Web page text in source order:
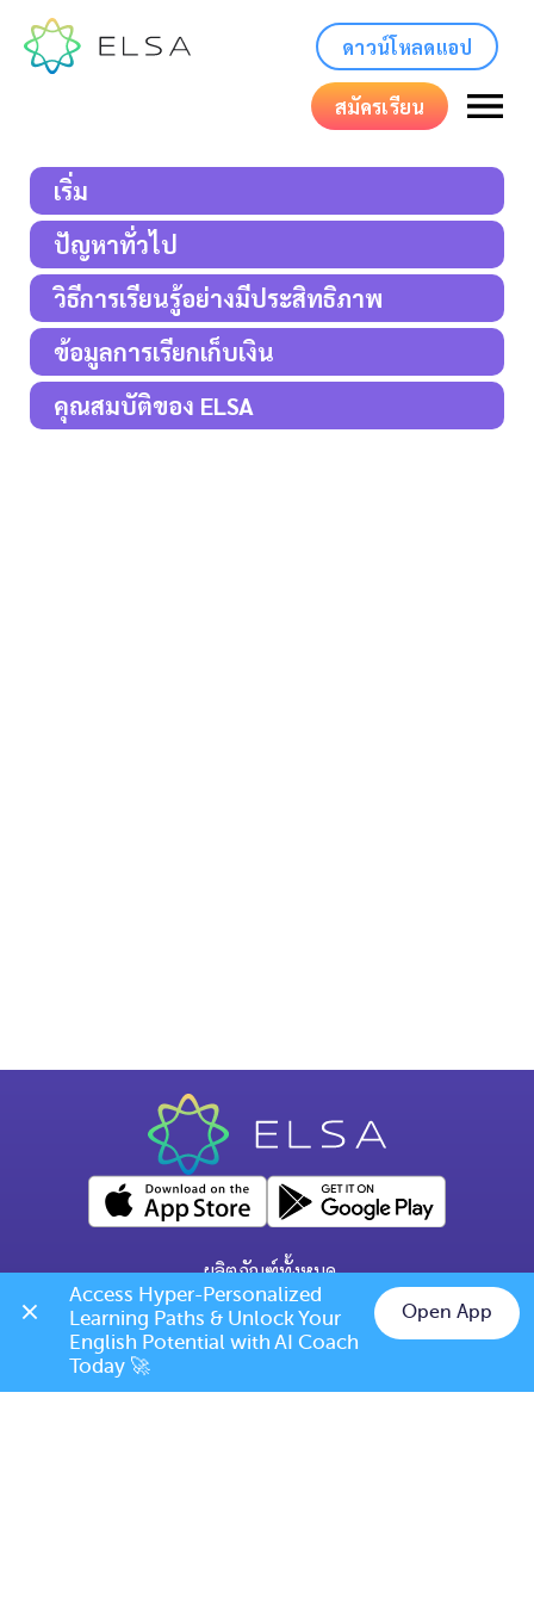
ดาวน์โหลดแอป
สมัครเรียน
เริ่ม
ปัญหาทั่วไป
วิธีการเรียนรู้อย่างมีประสิทธิภาพ
ข้อมูลการเรียกเก็บเงิน
คุณสมบัติของ ELSA
ผลิตภัณฑ์ทั้งหมด
คำถามทั่วไป
ข้อกำหนดการเปลี่ยนแปลง/ยกเลิก
เบอร์โทร: (+66) 020385810
Chat on LINE
Access Hyper-Personalized
Learning Paths & Unlock Your
English Potential with AI Coach
Today 🚀
Open App